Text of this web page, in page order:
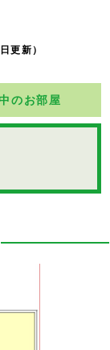
更新）
のお部屋